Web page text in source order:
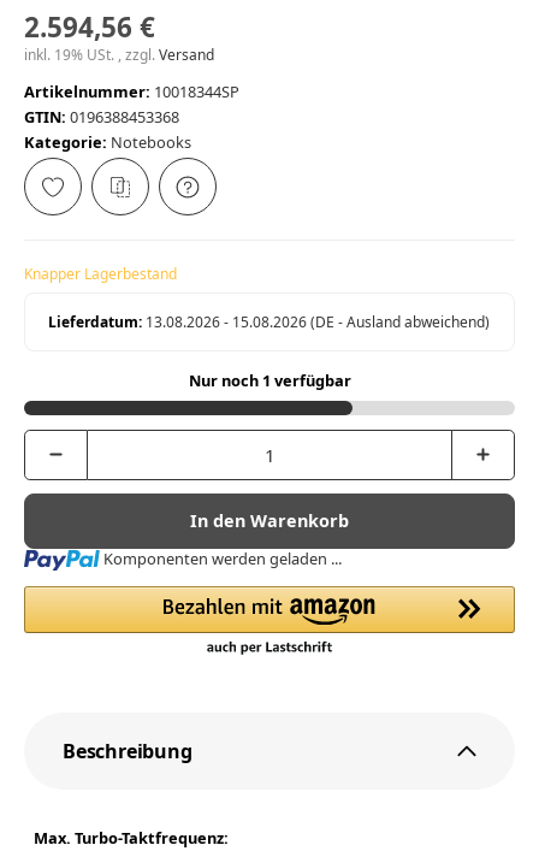
2.594,56 €
inkl. 19% USt. , zzgl.Versand
Artikelnummer: 10018344SP
GTIN: 0196388453368
Kategorie: Notebooks
Knapper Lagerbestand
Lieferdatum: 13.08.2026 - 15.08.2026(DE - Ausland abweichend)
Nur noch 1 verfügbar
In den Warenkorb
Loading... Komponenten werden geladen ...
Beschreibung
Max. Turbo-Taktfrequenz: